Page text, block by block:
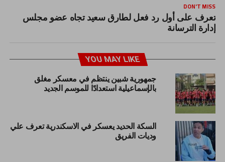
DON'T MISS
تعرف على أول رد فعل لطارق سعيد تجاه عضو مجلس
إدارة الترسانة
YOU MAY LIKE
جمهورية شبين ينتظم في معسكر مغلق
بالإسماعيلية استعدادًا للموسم الجديد
السكة الحديد يعسكر في الاسكندرية تعرف علي
وديات الفريق